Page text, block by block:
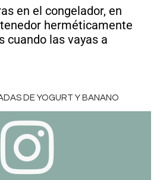
en el congelador, en
herméticamente
cuando las vayas a